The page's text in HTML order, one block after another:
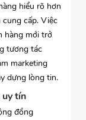
hiểu rõ hơn
cung cấp. Việc
hàng mới trở
tương tác
marketing
dựng lòng tin.
tín
đồng